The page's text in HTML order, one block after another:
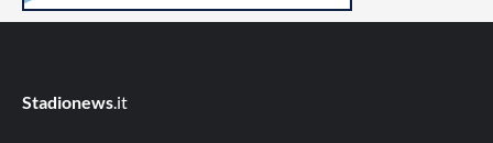
Stadionews .it